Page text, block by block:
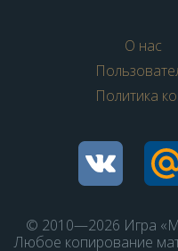
О нас
Политика
© 2010—2026 Игра
Любое копирование